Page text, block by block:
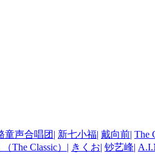
童声合唱团 | 新七小福| 戴向前| The
The Classic） | きくお| 钞艺峰|